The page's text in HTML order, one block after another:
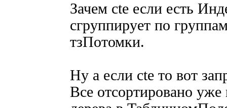
Зачем cte если есть
сгруппирует по
тзПотомки.
Ну а если cte то вот
Все отсортировано уже